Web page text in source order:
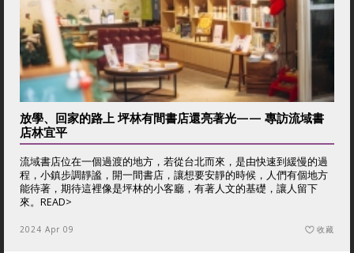
放學、回家的路上 坪林有間書店還亮著光—— 專訪流域書
店林宜平
流域書店位在一個過渡的地方，若從台北而來，是由快速到緩慢的過
程，小鎮步調靜謐，開一間書店，讓想要安靜的時候，人們有個地方
能待著，期待這裡像是坪林的小客廳，有著人文的基礎，讓人留下
來。 READ>
2024 Apr 09 收藏